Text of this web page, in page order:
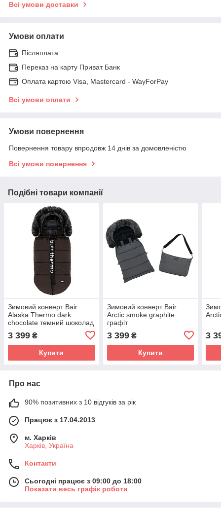
Всі умови доставки
Умови оплати
Післяплата
Переказ на карту Приват Банк
Оплата картою Visa, Mastercard - WayForPay
Всі умови оплати
Умови повернення
Повернення товару впродовж 14 днів за домовленістю
Всі умови повернення
Подібні товари компанії
Зимовий конверт Bair
Alaska Thermo dark
chocolate темний шоколад
3 399 ₴
Купити
Зимовий конверт Bair
Arctic smoke graphite
графіт
3 399₴
Купити
3
Про нас
90% позитивних з 10 відгуків за рік
Працює з 17.04.2013
м. Харків
Харків, Україна
Контакти
Сьогодні працює з 09:00 до 18:00
Показати весь графік роботи